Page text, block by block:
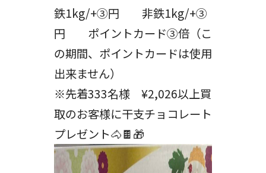
鉄1kg/+③円 非鉄1kg/+③
円 ポイントカード③倍（こ
の期間、ポイントカードは使用
出来ません）
※先着333名様 ¥2,026以上買
取のお客様に干支チョコレート
プレゼント🐴🍫🎁